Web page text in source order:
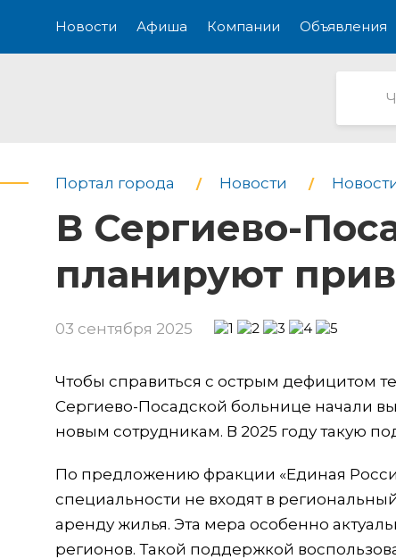
Новости Афиша Компании Объявления
Портал города Новости
В Сергиево-
планируют
03 сентября 2025
Чтобы справиться с острым дефицитом
Сергиево-Посадской больнице начали
новым сотрудникам. В 2025 году такую
По предложению фракции «Единая
специальности не входят в
аренду жилья. Эта мера особенно
регионов. Такой поддержкой